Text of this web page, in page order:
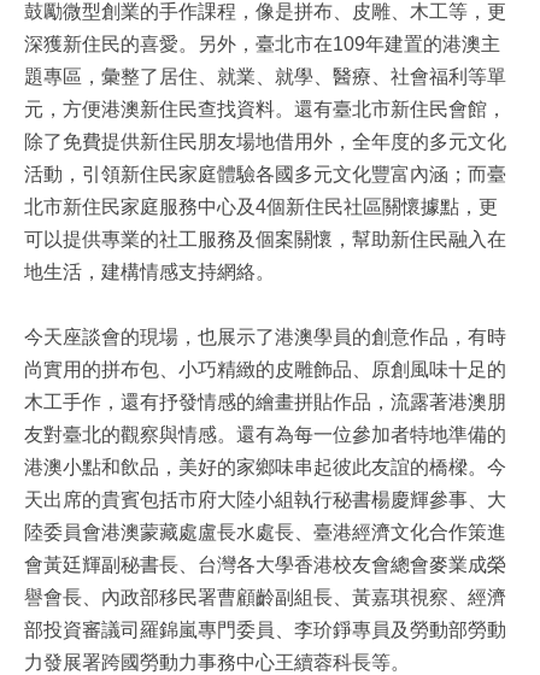
鼓勵微型創業的手作課程，像是拼布、皮雕、木工等，更
深獲新住民的喜愛。另外，臺北市在109年建置的港澳主
題專區，彙整了居住、就業、就學、醫療、社會福利等單
元，方便港澳新住民查找資料。還有臺北市新住民會館，
除了免費提供新住民朋友場地借用外，全年度的多元文化
活動，引領新住民家庭體驗各國多元文化豐富內涵；而臺
北市新住民家庭服務中心及4個新住民社區關懷據點，更
可以提供專業的社工服務及個案關懷，幫助新住民融入在
地生活，建構情感支持網絡。
今天座談會的現場，也展示了港澳學員的創意作品，有時
尚實用的拼布包、小巧精緻的皮雕飾品、原創風味十足的
木工手作，還有抒發情感的繪畫拼貼作品，流露著港澳朋
友對臺北的觀察與情感。還有為每一位參加者特地準備的
港澳小點和飲品，美好的家鄉味串起彼此友誼的橋樑。今
天出席的貴賓包括市府大陸小組執行秘書楊慶輝參事、大
陸委員會港澳蒙藏處盧長水處長、臺港經濟文化合作策進
會黃廷輝副秘書長、台灣各大學香港校友會總會麥業成榮
譽會長、內政部移民署曹顧齡副組長、黃嘉琪視察、經濟
部投資審議司羅錦嵐專門委員、李玠錚專員及勞動部勞動
力發展署跨國勞動力事務中心王續蓉科長等。